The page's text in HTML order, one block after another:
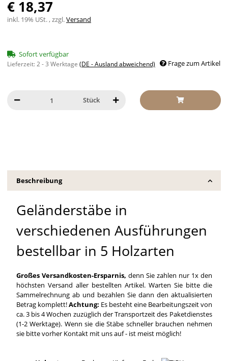
€ 18,37
inkl. 19% USt. , zzgl.Versand
Sofort verfügbar
Lieferzeit:2 - 3 Werktage (DE - Ausland abweichend) Frage zum Artikel
Stück
Beschreibung
Geländerstäbe in
verschiedenen Ausführungen
bestellbar in 5 Holzarten
Großes Versandkosten-Ersparnis, denn Sie zahlen nur 1x den
höchsten Versand aller bestellten Artikel. Warten Sie bitte die
Sammelrechnung ab und bezahlen Sie dann den aktualisierten
Betrag komplett!Achtung: Es besteht eine Bearbeitungszeit von
ca. 3 bis 4 Wochen zuzüglich der Transportzeit des Paketdienstes
(1-2 Werktage). Wenn sie die Stäbe schneller brauchen nehmen
sie bitte vorher Kontakt mit uns auf - ist meist möglich!